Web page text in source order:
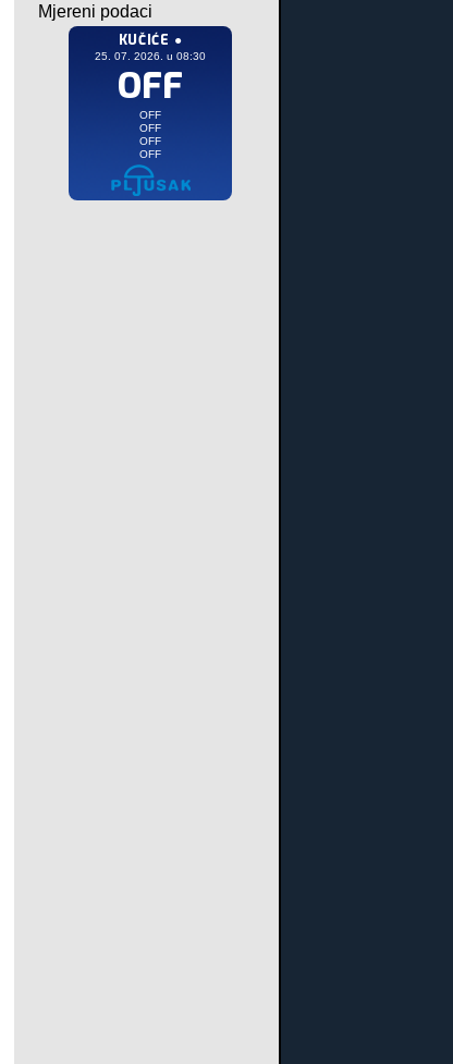
Mjereni podaci